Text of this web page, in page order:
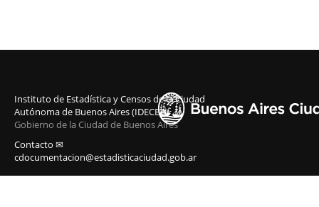
Instituto de Estadística y Censos de la Ciudad
Autónoma de Buenos Aires (IDECBA)
Gobierno de la Ciudad de Buenos Aires
Contacto ✉
cdocumentacion@estadisticaciudad.gob.ar